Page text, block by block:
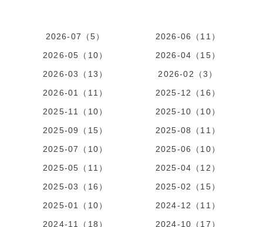
2026-07（5）
2026-06（11）
2026-05（10）
2026-04（15）
2026-03（13）
2026-02（3）
2026-01（11）
2025-12（16）
2025-11（10）
2025-10（10）
2025-09（15）
2025-08（11）
2025-07（10）
2025-06（10）
2025-05（11）
2025-04（12）
2025-03（16）
2025-02（15）
2025-01（10）
2024-12（11）
2024-11（18）
2024-10（17）